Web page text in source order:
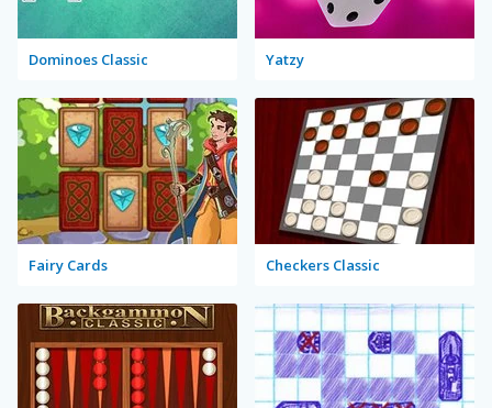
Dominoes Classic Yatzy
Fairy Cards Checkers Classic